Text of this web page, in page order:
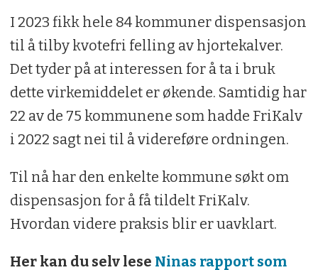
I 2023 fikk hele 84 kommuner dispensasjon
til å tilby kvotefri felling av hjortekalver.
Det tyder på at interessen for å ta i bruk
dette virkemiddelet er økende. Samtidig har
22 av de 75 kommunene som hadde FriKalv
i 2022 sagt nei til å videreføre ordningen.
Til nå har den enkelte kommune søkt om
dispensasjon for å få tildelt FriKalv.
Hvordan videre praksis blir er uavklart.
Her kan du selv lese Ninas rapport som